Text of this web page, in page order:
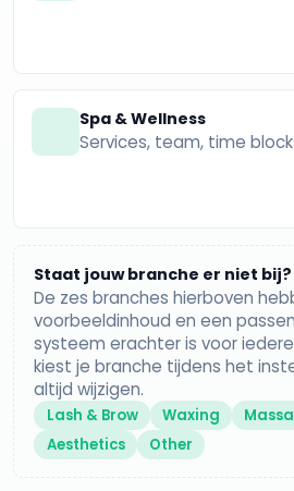
Spa & Wellness
Services, team, time
Staat jouw branche er niet
De zes branches hierboven
voorbeeldinhoud en een
systeem erachter is voor
kiest je branche tijdens het
altijd wijzigen.
Lash & Brow Waxing
Aesthetics
Other